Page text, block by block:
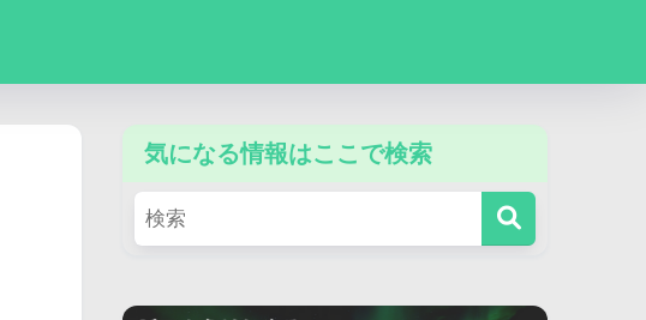
気になる情報はここで検索